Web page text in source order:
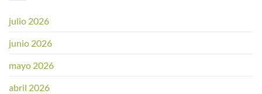
julio 2026
junio 2026
mayo 2026
abril 2026